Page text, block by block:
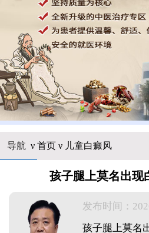
导航 ν 首页ν 儿童白癜风
孩子腿上莫名出现
发布时间：
孩子腿上莫名